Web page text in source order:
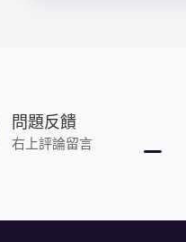
問題反饋
右上評論留言